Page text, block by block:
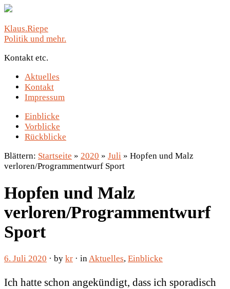
Klaus.Riepe
Politik und mehr.
Kontakt etc.
Aktuelles
Kontakt
Impressum
Einblicke
Vorblicke
Rückblicke
Blättern: Startseite » 2020 » Juli » Hopfen und Malz
verloren/Programmentwurf Sport
Hopfen und Malz
verloren/Programmentwurf
Sport
6. Juli 2020 · by kr · in Aktuelles, Einblicke
Ich hatte schon angekündigt, dass ich sporadisch